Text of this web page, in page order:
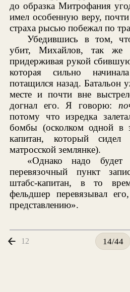
до образка Митрофания
имел особенную веру,
страха рысью побежал по
Убедившись в том,
убит, Михайлов, так же
придерживая рукой
которая сильно
потащился назад. Батальон
месте и почти вне
догнал его. Я говорю:
потому что изредка
бомбы (осколком одной в
капитан, который
матросской землянке).
«Однако надо будет
перевязочный пункт
штабс-капитан, в то
фельдшер перевязывал
представлению».
12 14/44